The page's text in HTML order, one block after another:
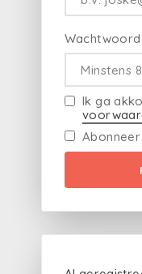
Wachtwoord
Ik ga